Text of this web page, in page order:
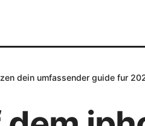
dein umfassender guide fur